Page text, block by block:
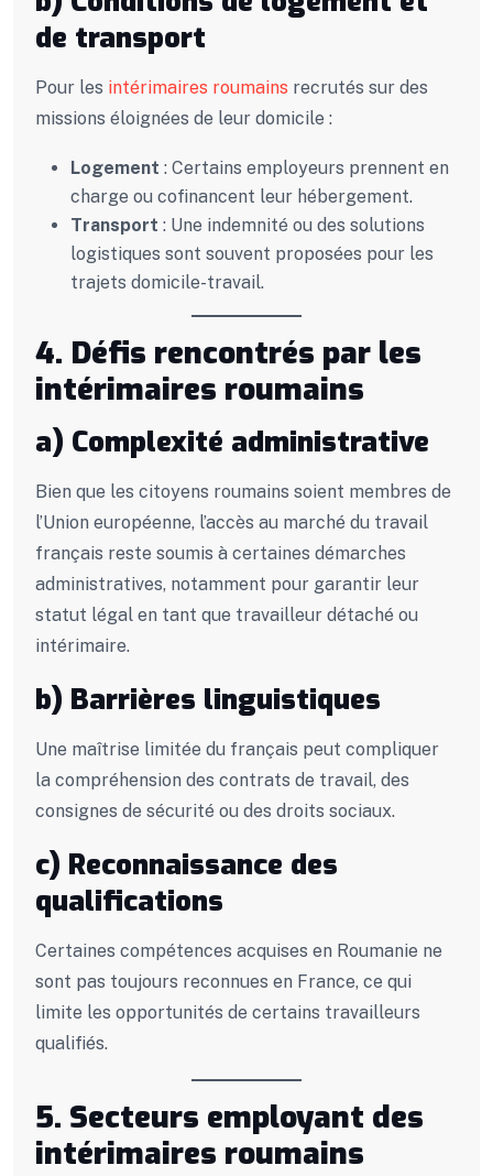
de transport
Pour les intérimaires roumains recrutés sur des
missions éloignées de leur domicile :
Logement : Certains employeurs prennent en
charge ou cofinancent leur hébergement.
Transport : Une indemnité ou des solutions
logistiques sont souvent proposées pour les
trajets domicile-travail.
4. Défis rencontrés par les
intérimaires roumains
a) Complexité administrative
Bien que les citoyens roumains soient membres de
l’Union européenne, l’accès au marché du travail
français reste soumis à certaines démarches
administratives, notamment pour garantir leur
statut légal en tant que travailleur détaché ou
intérimaire.
b) Barrières linguistiques
Une maîtrise limitée du français peut compliquer
la compréhension des contrats de travail, des
consignes de sécurité ou des droits sociaux.
c) Reconnaissance des
qualifications
Certaines compétences acquises en Roumanie ne
sont pas toujours reconnues en France, ce qui
limite les opportunités de certains travailleurs
qualifiés.
5. Secteurs employant des
intérimaires roumains